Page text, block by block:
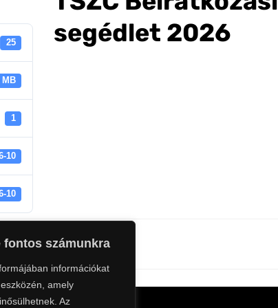
fontos számunkra
információkat
amely
Az
25
MB
1
10
10
segédlet 2026